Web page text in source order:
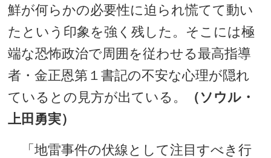
鮮が何らかの必要性に迫られ慌てて動い
たという印象を強く残した。そこには極
端な恐怖政治で周囲を従わせる最高指導
者・金正恩第１書記の不安な心理が隠れ
ているとの見方が出ている。
（ソウル・
上田勇実）
「地雷事件の伏線として注目すべき行